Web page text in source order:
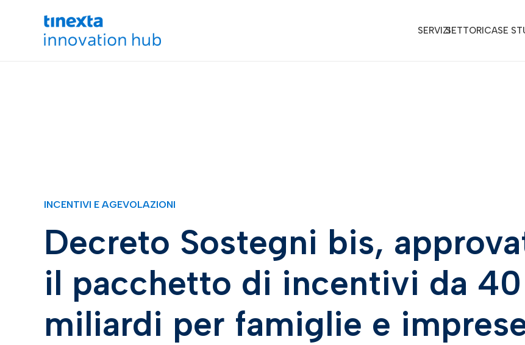
SERVIZISETTORICASE
INCENTIVI E AGEVOLAZIONI
Decreto Sostegni bis,
il pacchetto di incentivi da 40
miliardi per famiglie e